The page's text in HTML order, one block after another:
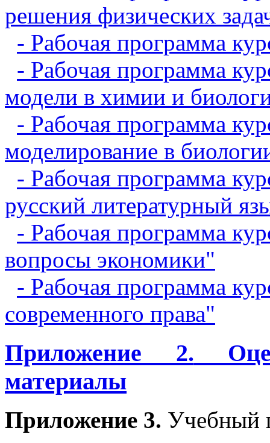
решения физических
- Рабочая программа
- Рабочая программа
модели в химии и
- Рабочая программа
моделирование в
- Рабочая программа
русский литературный
- Рабочая программа
вопросы экономики"
- Рабочая программа
современного права"
Приложение 2.
материалы
Приложение 3.